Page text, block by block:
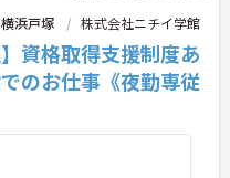
浜戸塚 株式会社ニチイ学館
資格取得支援制度あ
のお仕事《夜勤専従